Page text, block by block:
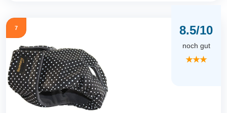
7 8.5/10
noch gut
★★★